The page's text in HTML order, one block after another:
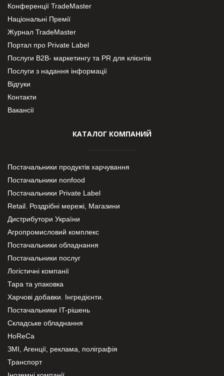
Конференції TradeMaster
Національні Премії
Журнал TradeMaster
Портал про Private Label
Послуги В2В- маркетингу та PR для клієнтів
Послуги з надання інформації
Відгуки
Контакти
Вакансії
КАТАЛОГ КОМПАНИЙ
Постачальники продуктів харчування
Постачальники nonfood
Постачальники Private Label
Retail. Роздрібні мережі, Магазини
Дистрибутори України
Агропромисловий комплекс
Постачальники обладнання
Постачальники послуг
Логістичні компанії
Тара та упаковка
Харчові добавки. Інгредієнти.
Постачальники IT-рішень
Складське обладнання
HoReCa
ЗМІ, Агенції, реклама, поліграфія
Транспорт